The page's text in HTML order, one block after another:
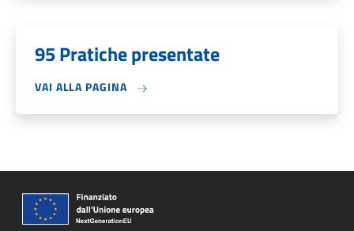
95 Pratiche presentate
VAI ALLA PAGINA